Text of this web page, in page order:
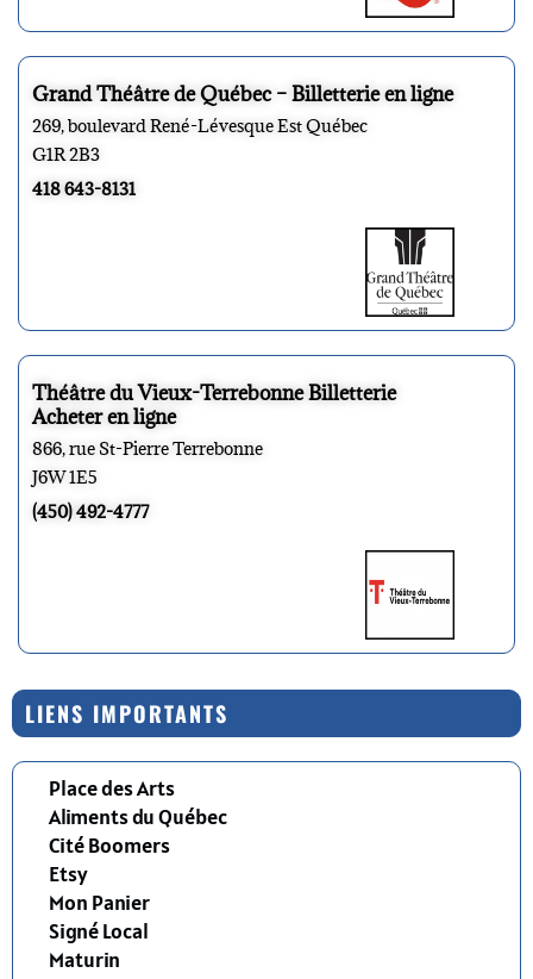
Grand Théâtre de Québec – Billetterie en ligne
269, boulevard René-Lévesque Est Québec
G1R 2B3
418 643-8131
Théâtre du Vieux-Terrebonne Billetterie
Acheter en ligne
866, rue St-Pierre Terrebonne
J6W 1E5
(450) 492-4777
LIENS IMPORTANTS
Place des Arts
Aliments du Québec
Cité Boomers
Etsy
Mon Panier
Signé Local
Maturin